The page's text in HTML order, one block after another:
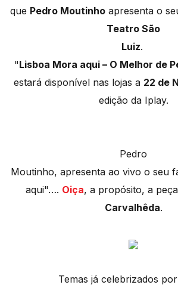
que Pedro Moutinho apresenta o
Teatro São
Luiz.
"Lisboa Mora aqui – O Melhor de
estará disponível nas lojas a 22 de
edição da Iplay.
Pedro
Moutinho, apresenta ao vivo o seu
aqui"…. Oiça, a propósito, a
Carvalhêda.
Temas já celebrizados por